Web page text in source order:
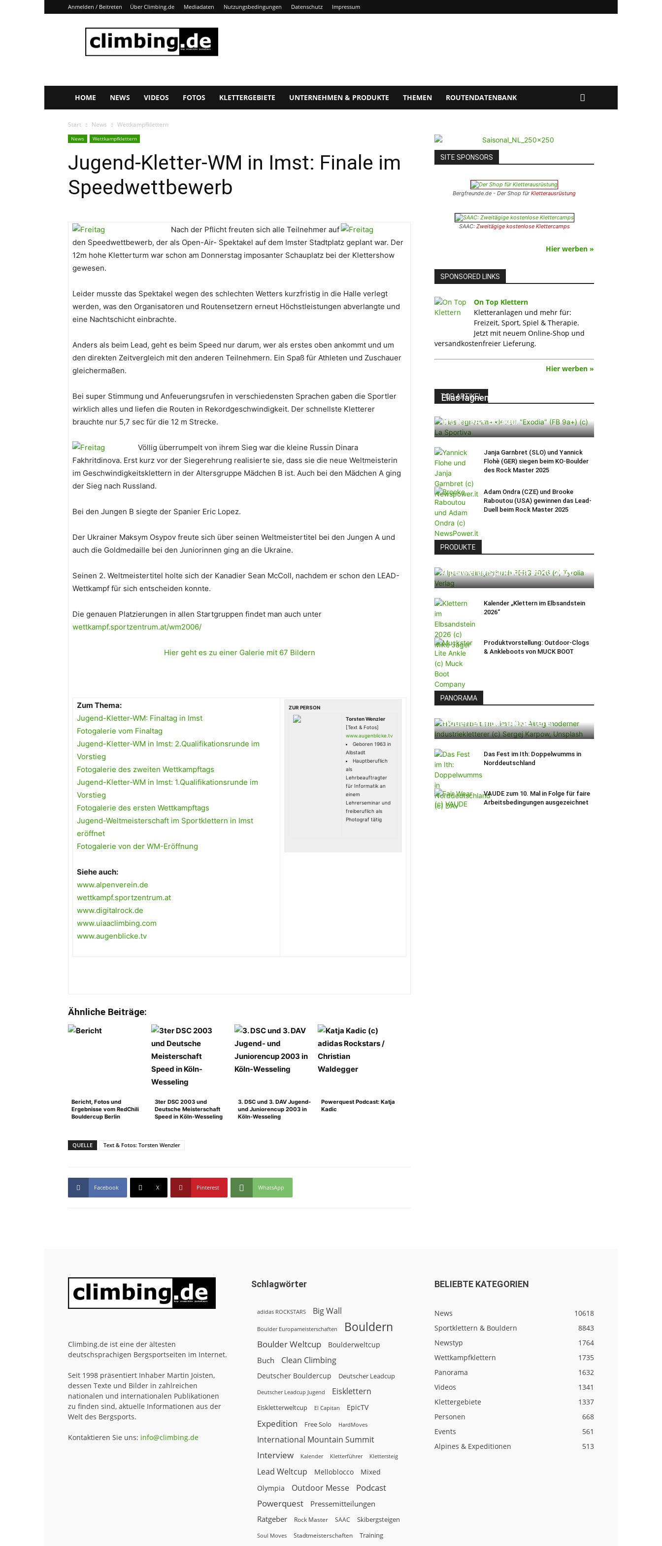
Anmelden / Beitreten Über Climbing.de Mediadaten Nutzungsbedingungen Datenschutz Impressum
Climbing.de
HOME NEWS VIDEOS FOTOS KLETTERGEBIETE UNTERNEHMEN & PRODUKTE THEMEN ROUTENDATENBANK
Start News Wettkampfklettern
News Wettkampfklettern
Jugend-Kletter-WM in Imst: Finale im
Speedwettbewerb
Nach der Pflicht freuten sich alle Teilnehmer auf
den Speedwettbewerb, der als Open-Air- Spektakel auf dem Imster Stadtplatz geplant war. Der
12m hohe Kletterturm war schon am Donnerstag imposanter Schauplatz bei der Klettershow
gewesen.
Leider musste das Spektakel wegen des schlechten Wetters kurzfristig in die Halle verlegt
werden, was den Organisatoren und Routensetzern erneut Höchstleistungen abverlangte und
eine Nachtschicht einbrachte.
Anders als beim Lead, geht es beim Speed nur darum, wer als erstes oben ankommt und um
den direkten Zeitvergleich mit den anderen Teilnehmern. Ein Spaß für Athleten und Zuschauer
gleichermaßen.
Bei super Stimmung und Anfeuerungsrufen in verschiedensten Sprachen gaben die Sportler
wirklich alles und liefen die Routen in Rekordgeschwindigkeit. Der schnellste Kletterer
brauchte nur 5,7 sec für die 12 m Strecke.
Völlig überrumpelt von ihrem Sieg war die kleine Russin Dinara
Fakhritdinova. Erst kurz vor der Siegerehrung realisierte sie, dass sie die neue Weltmeisterin
im Geschwindigkeitsklettern in der Altersgruppe Mädchen B ist. Auch bei den Mädchen A ging
der Sieg nach Russland.
Bei den Jungen B siegte der Spanier Eric Lopez.
Der Ukrainer Maksym Osypov freute sich über seinen Weltmeistertitel bei den Jungen A und
auch die Goldmedaille bei den Juniorinnen ging an die Ukraine.
Seinen 2. Weltmeistertitel holte sich der Kanadier Sean McColl, nachdem er schon den LEAD-
Wettkampf für sich entscheiden konnte.
Die genauen Platzierungen in allen Startgruppen findet man auch unter
wettkampf.sportzentrum.at/wm2006/
Hier geht es zu einer Galerie mit 67 Bildern
Zum Thema:
Jugend-Kletter-WM: Finaltag in Imst
Fotogalerie vom Finaltag
Jugend-Kletter-WM in Imst: 2.Qualifikationsrunde im
Vorstieg
Fotogalerie des zweiten Wettkampftags
Jugend-Kletter-WM in Imst: 1.Qualifikationsrunde im
Vorstieg
Fotogalerie des ersten Wettkampftags
Jugend-Weltmeisterschaft im Sportklettern in Imst
eröffnet
Fotogalerie von der WM-Eröffnung
Siehe auch:
www.alpenverein.de
wettkampf.sportzentrum.at
www.digitalrock.de
www.uiaaclimbing.com
www.augenblicke.tv
ZUR PERSON
Torsten Wenzler
[Text & Fotos]
www.augenblicke.tv
Geboren 1963 in
Albstadt
Hauptberuflich
als
Lehrbeauftragter
für Informatik an
einem
Lehrerseminar und
freiberuflich als
Photograf tätig
Ähnliche Beiträge:
Bericht, Fotos und
Ergebnisse vom RedChili
Bouldercup Berlin
3ter DSC 2003 und
Deutsche Meisterschaft
Speed in Köln-Wesseling
3. DSC und 3. DAV Jugend-
und Juniorencup 2003 in
Köln-Wesseling
Powerquest Podcast: Katja
Kadic
QUELLE Text & Fotos: Torsten Wenzler
Facebook X Pinterest WhatsApp
SITE SPONSORS
Bergfreunde.de - Der Shop fürKletterausrüstung
SAAC: Zweitägige kostenlose Klettercamps
Hier werben »
SPONSORED LINKS
On Top Klettern
Kletteranlagen und mehr für:
Freizeit, Sport, Spiel & Therapie.
Jetzt mit neuem Online-Shop und
versandkostenfreier Lieferung.
Hier werben »
TOP ARTIKEL
Elias Iagnemma klettert „Exodia“:
ersten 9A+ Boulder
Janja Garnbret (SLO) und Yannick
Flohè (GER) siegen beim KO-Boulder
des Rock Master 2025
Adam Ondra (CZE) und Brooke
Raboutou (USA) gewinnen das Lead-
Duell beim Rock Master 2025
PRODUKTE
Alpenvereinsjahrbuch BERG 2026
Kalender „Klettern im Elbsandstein
2026“
Produktvorstellung: Outdoor-Clogs
& Ankleboots von MUCK BOOT
PANORAMA
moderner Industriekletterer
Das Fest im Ith: Doppelwumms in
Norddeutschland
VAUDE zum 10. Mal in Folge für faire
Arbeitsbedingungen ausgezeichnet
Climbing.de ist eine der ältesten
deutschsprachigen Bergsportseiten im Internet.
Seit 1998 präsentiert Inhaber Martin Joisten,
dessen Texte und Bilder in zahlreichen
nationalen und internationalen Publikationen
zu finden sind, aktuelle Informationen aus der
Welt des Bergsports.
Kontaktieren Sie uns: info@climbing.de
Schlagwörter
adidas ROCKSTARS Big Wall
Boulder Europameisterschaften Bouldern
Boulder Weltcup Boulderweltcup
Buch Clean Climbing
Deutscher Bouldercup Deutscher Leadcup
Deutscher Leadcup Jugend Eisklettern
Eiskletterweltcup El Capitan EpicTV
Expedition Free Solo HardMoves
International Mountain Summit
Interview Kalender Kletterführer Klettersteig
Lead Weltcup Melloblocco Mixed
Olympia Outdoor Messe
Podcast
Powerquest
Pressemitteilungen
Ratgeber Rock Master SAAC Skibergsteigen
Soul Moves Stadtmeisterschaften Training
BELIEBTE KATEGORIEN
News
10618
Sportklettern & Bouldern
8843
Newstyp
1764
Wettkampfklettern
1735
Panorama
1632
Videos
1341
Klettergebiete
1337
Personen
668
Events
561
Alpines & Expeditionen
513